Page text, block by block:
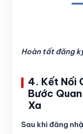
Hoàn tất đăng
4. Kết Nối
Bước
Xa
Sau khi đăng